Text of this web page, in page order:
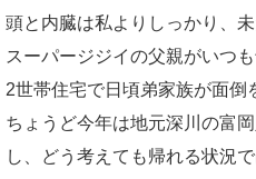
頭と内臓は私よりしっかり、
スーパージジイの父親がいつ
2世帯住宅で日頃弟家族が面倒
ちょうど今年は地元深川の富
し、どう考えても帰れる状況